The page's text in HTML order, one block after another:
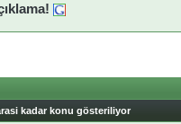
kadar konu gösteriliyor